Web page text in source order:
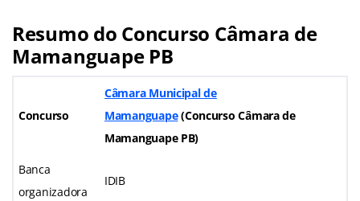
Resumo do Concurso Câmara de
Mamanguape PB
Concurso
Câmara Municipal de
Mamanguape(Concurso Câmara de
Mamanguape PB)
Banca
organizadora
IDIB